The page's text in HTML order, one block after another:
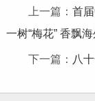
上一篇： 首
一树“梅花” 香飘
下一篇： 八